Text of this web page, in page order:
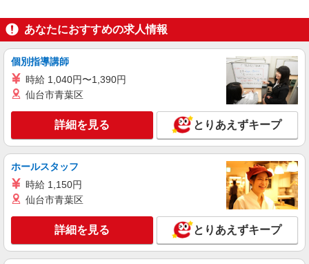
（月平均5回分）等、毎月平均的に支払われる手当
を含む ※介護福祉士のみ、特別職務手当も含む ◎
残業時は別途時間外手当支給（超過1分〜） ◎賞
そんぽの家S 川口上青木/2071bc2
登録ヘルパー
勤務（社保加入者）の場合は時給1,650円 ＊早朝
（〜8:00）：時給2,000円〜 ＊日曜祝日：時給
（社保加入者）の場合は時給1,570円 ＊早朝（〜
8:00）：時給1,900円〜 ＊日曜祝日：時給1,820
円〜 ◎身体介助、生活援助が同時給 ◎キャンセル
キープ 詳細を見る
株式会社kotrio /●SW-H1-2069816
川口駅★未経験OKの人間関係に悩まない職場
時給1650円〜2312円 ＜日払い有/週払い有/交
通費全支給(ガソリン代含む)＞
＜駅チカ＞川口駅すぐ
あなたにおすすめの求人情報
個別指導講師
時給 1,040円〜1,390円
仙台市青葉区
詳細を見る とりあえずキープ
ホールスタッフ
時給 1,150円
仙台市青葉区
詳細を見る とりあえずキープ